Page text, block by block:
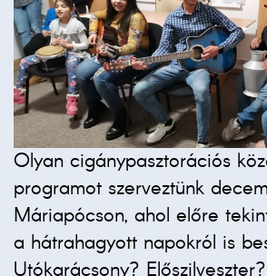
Olyan cigánypasztorációs
programot szerveztünk
Máriapócson, ahol előre
a hátrahagyott napokról is